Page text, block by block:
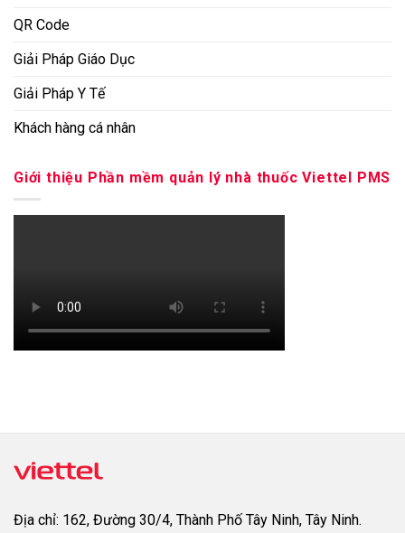
QR Code
Giải Pháp Giáo Dục
Giải Pháp Y Tế
Khách hàng cá nhân
Giới thiệu Phần mềm quản lý nhà thuốc Viettel PMS
Địa chỉ: 162, Đường 30/4, Thành Phố Tây Ninh, Tây Ninh.